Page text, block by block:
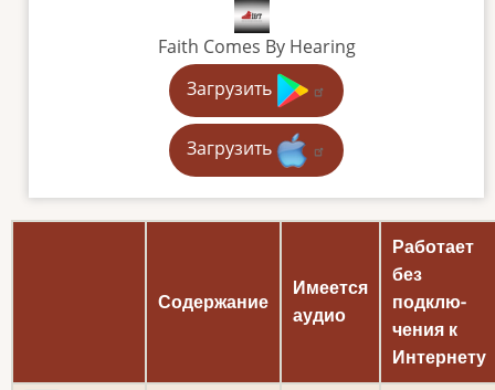
Faith Comes By Hearing
Загрузить
Загрузить
Содержание
Имеется
аудио
Работает
без
подклю­
чения к
Интернету